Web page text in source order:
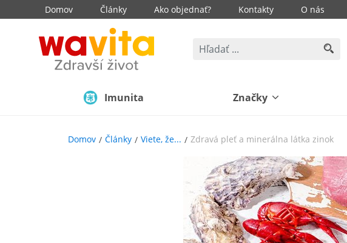
Domov Články Ako objednať? Kontakty O nás
Imunita Značky
Domov Články Viete, že... Zdravá pleť a minerálna látka zinok